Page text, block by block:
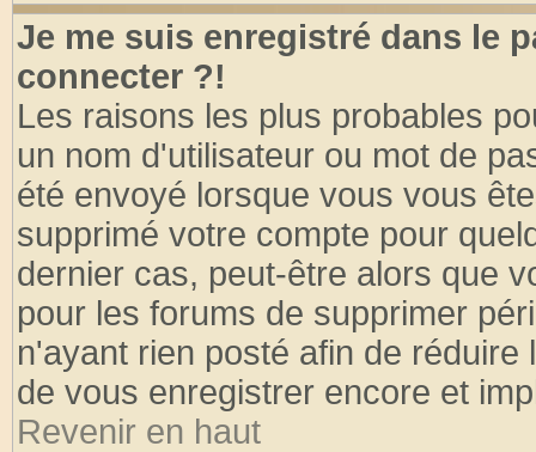
Je me suis enregistré dans le
connecter ?!
Les raisons les plus probables
un nom d'utilisateur ou mot de
été envoyé lorsque vous vous
supprimé votre compte pour
dernier cas, peut-être alors que
pour les forums de supprimer
n'ayant rien posté afin de
de vous enregistrer encore et
Revenir en haut